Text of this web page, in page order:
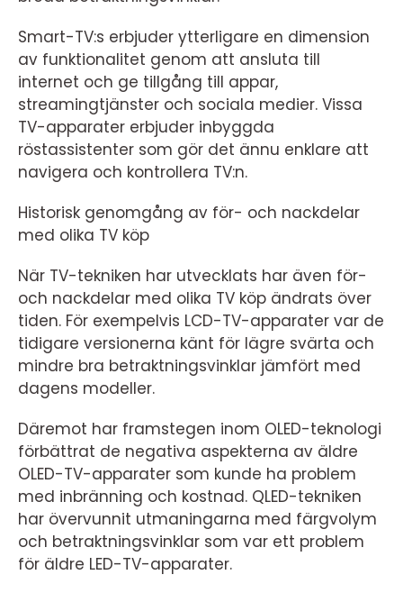
Smart-TV:s erbjuder ytterligare en dimension
av funktionalitet genom att ansluta till
internet och ge tillgång till appar,
streamingtjänster och sociala medier. Vissa
TV-apparater erbjuder inbyggda
röstassistenter som gör det ännu enklare att
navigera och kontrollera TV:n.
Historisk genomgång av för- och nackdelar
med olika TV köp
När TV-tekniken har utvecklats har även för-
och nackdelar med olika TV köp ändrats över
tiden. För exempelvis LCD-TV-apparater var de
tidigare versionerna känt för lägre svärta och
mindre bra betraktningsvinklar jämfört med
dagens modeller.
Däremot har framstegen inom OLED-teknologi
förbättrat de negativa aspekterna av äldre
OLED-TV-apparater som kunde ha problem
med inbränning och kostnad. QLED-tekniken
har övervunnit utmaningarna med färgvolym
och betraktningsvinklar som var ett problem
för äldre LED-TV-apparater.